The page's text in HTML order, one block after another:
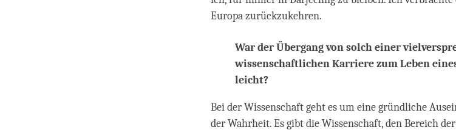
Europa zurückzukehren.
War der Übergang von solch einer
wissenschaftlichen Karriere zum Leben
leicht?
Bei der Wissenschaft geht es um eine gründliche
der Wahrheit. Es gibt die Wissenschaft, den Bereich